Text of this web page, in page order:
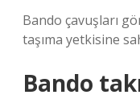
Bando çavuşları
taşıma yetkisine
Bando